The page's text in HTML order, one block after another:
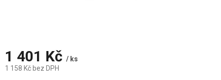
1 401 Kč / ks
1 158 Kč bez DPH